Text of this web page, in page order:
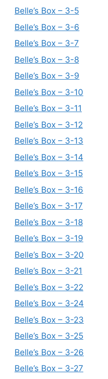
Belle’s Box – 3-5
Belle’s Box – 3-6
Belle’s Box – 3-7
Belle’s Box – 3-8
Belle’s Box – 3-9
Belle’s Box – 3-10
Belle’s Box – 3-11
Belle’s Box – 3-12
Belle’s Box – 3-13
Belle’s Box – 3-14
Belle’s Box – 3-15
Belle’s Box – 3-16
Belle’s Box – 3-17
Belle’s Box – 3-18
Belle’s Box – 3-19
Belle’s Box – 3-20
Belle’s Box – 3-21
Belle’s Box – 3-22
Belle’s Box – 3-24
Belle’s Box – 3-23
Belle’s Box – 3-25
Belle’s Box – 3-26
Belle’s Box – 3-27